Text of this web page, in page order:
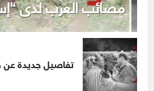
مصائب العرب لدى
تفاصيل جديدة عن حرب